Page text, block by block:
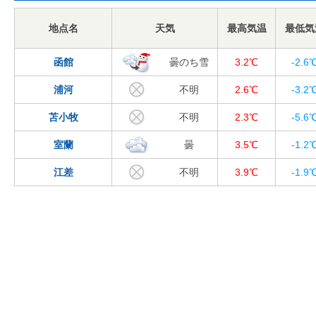
地点名 天気 最高気温 最低
函館 曇のち雪 3.2℃ -
浦河 不明 2.6℃ -
苫小牧 不明 2.3℃ -
室蘭 曇 3.5℃ -
江差 不明 3.9℃ -